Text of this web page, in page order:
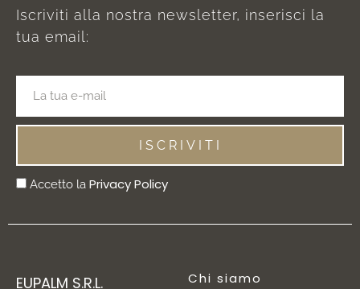
Iscriviti alla nostra newsletter, inserisci la
tua email:
Accetto la Privacy Policy
ISCRIVITI
EUPALM S.R.L. Chi siamo